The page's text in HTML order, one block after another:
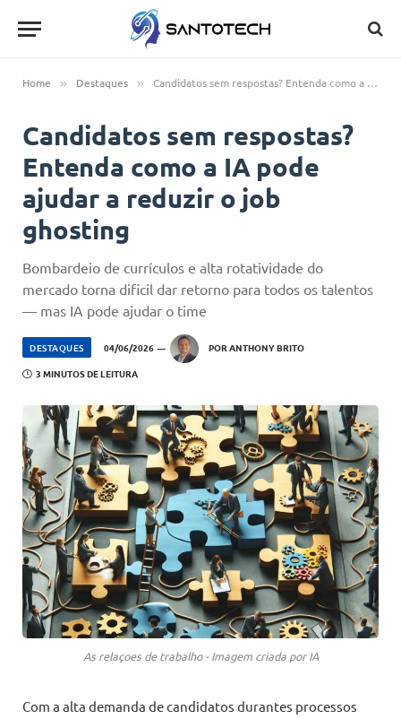
Home » Destaques » Candidatos sem respostas? Entenda como a IA pode ajudar a reduzir o job ghosting
Candidatos sem respostas?
Entenda como a IA pode
ajudar a reduzir o job
ghosting
Bombardeio de currículos e alta rotatividade do
mercado torna dificil dar retorno para todos os talentos
— mas IA pode ajudar o time
DESTAQUES 04/06/2026 POR ANTHONY BRITO
3 MINUTOS DE LEITURA
As relaçoes de trabalho - Imagem criada por IA
Com a alta demanda de candidatos durantes processos